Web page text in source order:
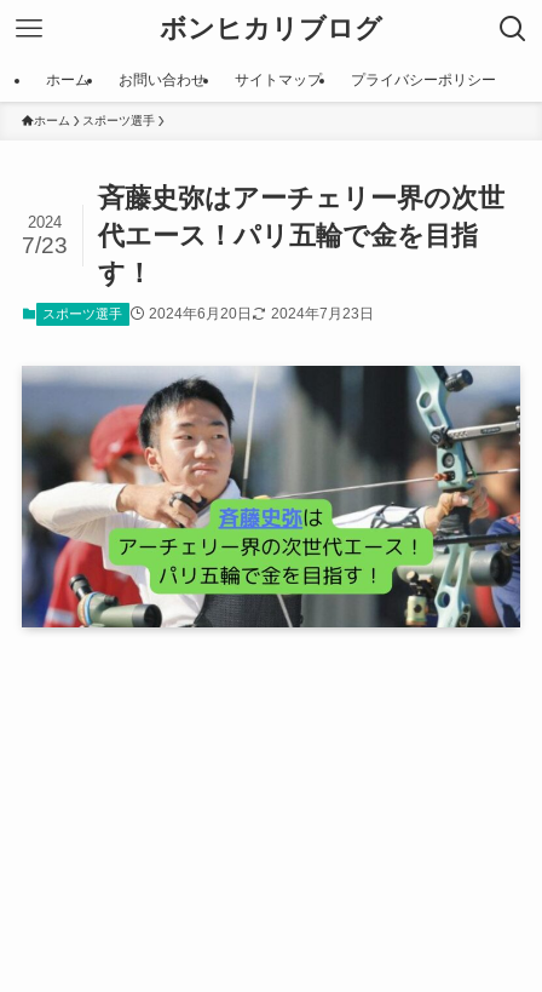
ボンヒカリブログ
ホーム お問い合わせ サイトマップ プライバシーポリシー
ホーム スポーツ選手
斉藤史弥はアーチェリー界の次世
代エース！パリ五輪で金を目指
す！
2024
7/23
スポーツ選手 2024年6月20日 2024年7月23日